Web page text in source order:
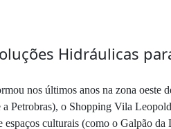
Hidráulicas
nos últimos anos na zona
a Petrobras), o Shopping Vila
espaços culturais (como o Galpão